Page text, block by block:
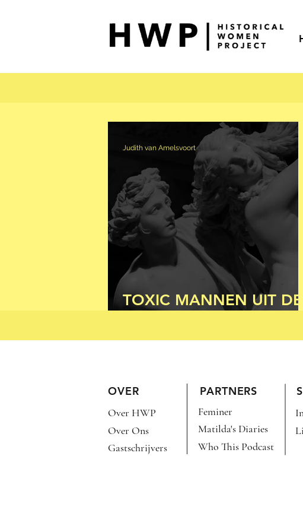
TOXIC MANNEN UIT DE
Judith van Amelsvoort
OVER PARTNERS
Over HWP
Over Ons
Feminer
Matilda's Diaries
Gastschrijvers
Who This Podcast